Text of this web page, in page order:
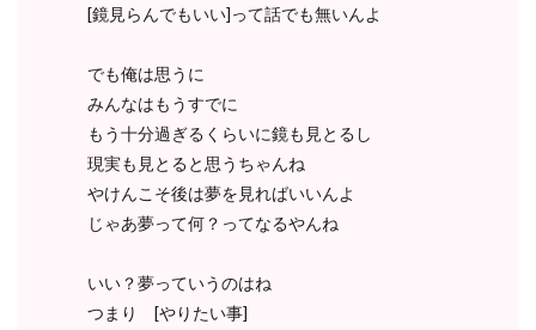
[鏡見らんでもいい]って話でも無いんよ
でも俺は思うに
みんなはもうすでに
もう十分過ぎるくらいに鏡も見とるし
現実も見とると思うちゃんね
やけんこそ後は夢を見ればいいんよ
じゃあ夢って何？ってなるやんね
いい？夢っていうのはね
つまり [やりたい事]